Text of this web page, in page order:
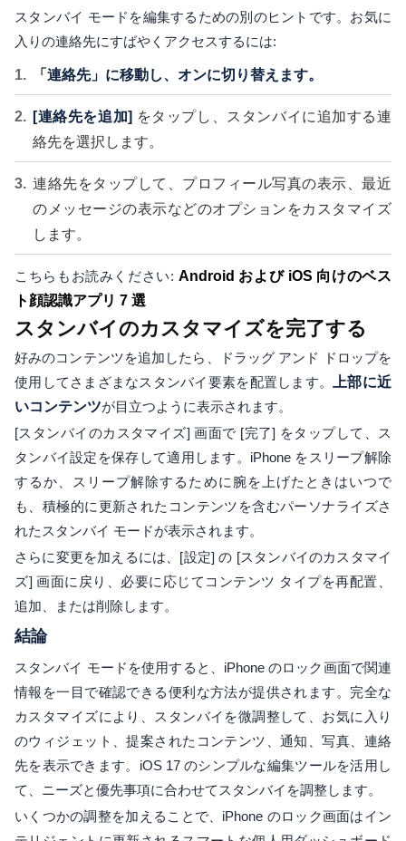
スタンバイ モードを編集するための別のヒントです。お気に
入りの連絡先にすばやくアクセスするには:
「連絡先」に移動し、オンに切り替えます。
[連絡先を追加] をタップし、スタンバイに追加する連
絡先を選択します。
連絡先をタップして、プロフィール写真の表示、最近
のメッセージの表示などのオプションをカスタマイズ
します。
こちらもお読みください: Android および iOS 向けのベス
ト顔認識アプリ 7 選
スタンバイのカスタマイズを完了する
好みのコンテンツを追加したら、ドラッグ アンド ドロップを
使用してさまざまなスタンバイ要素を配置します。
上部に近
いコンテンツが目立つように表示されます。
[スタンバイのカスタマイズ] 画面で [完了] をタップして、ス
タンバイ設定を保存して適用します。iPhone をスリープ解除
するか、スリープ解除するために腕を上げたときはいつで
も、積極的に更新されたコンテンツを含むパーソナライズさ
れたスタンバイ モードが表示されます。
さらに変更を加えるには、[設定] の [スタンバイのカスタマイ
ズ] 画面に戻り、必要に応じてコンテンツ タイプを再配置、
追加、または削除します。
結論
スタンバイ モードを使用すると、iPhone のロック画面で関連
情報を一目で確認できる便利な方法が提供されます。完全な
カスタマイズにより、スタンバイを微調整して、お気に入り
のウィジェット、提案されたコンテンツ、通知、写真、連絡
先を表示できます。iOS 17 のシンプルな編集ツールを活用し
て、ニーズと優先事項に合わせてスタンバイを調整します。
いくつかの調整を加えることで、iPhone のロック画面はイン